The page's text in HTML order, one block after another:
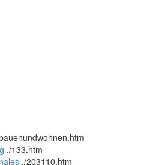
./133.htm
./203110.htm